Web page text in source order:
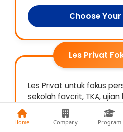
Home Company Program
Choose
Les Privat
Les Privat untuk fokus
sekolah favorit, TKA, ujian
olimpiade, psikotes
kebutuhan persiapan
0822-
0857-